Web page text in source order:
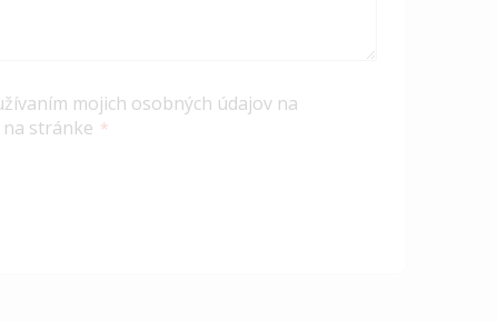
mojich osobných údajov na
stránke